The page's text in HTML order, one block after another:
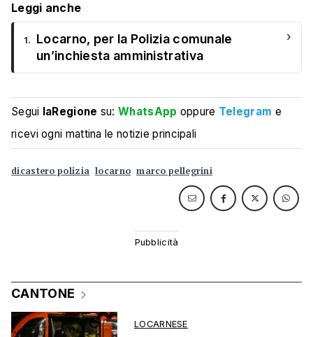
Leggi anche
1.
Locarno, per la Polizia comunale
un’inchiesta amministrativa
›
Segui laRegione su:WhatsApp oppure Telegram e
ricevi ogni mattina le notizie principali
dicastero polizia locarno marco pellegrini
CANTONE
LOCARNESE